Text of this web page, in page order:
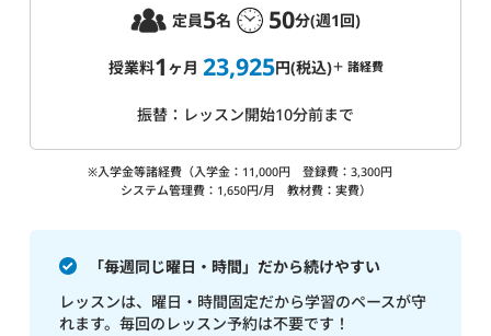
定員5名 50分(週1回)
授業料1 ヶ月 23,925円(税込)＋ 諸経費
振替：レッスン開始10分前まで
※入学金等諸経費（入学金：11,000円 登録費：3,300円
システム管理費：1,650円/月 教材費：実費）
「毎週同じ曜日・時間」だから続けやすい
レッスンは、曜日・時間固定だから学習のペースが守
れます。毎回のレッスン予約は不要です！